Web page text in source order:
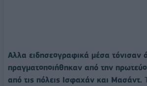
Αλλα ειδησεογραφικά μέσα τόνισαν
πραγματοποιήθηκαν από την
από τις πόλεις Ισφαχάν και Μασάντ.